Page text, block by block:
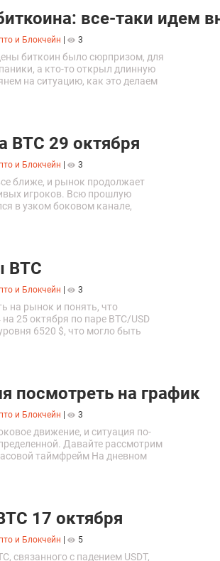
все-таки идем
и Блокчейн 3
биткоин было сюрпризом, для
а кто-то открыл длинную
на ситуацию, как это делаем
BTC 29 октября
и Блокчейн 3
ближе, и рынок продолжает
игроков. Всю прошлую
в узком боковом канале,
BTC
и Блокчейн 3
на рынок и понять, что
25 октября по паре BTC/USD
6520 $, что могло быть
посмотреть на график
и Блокчейн 3
движение, и ситуация по-
Давайте рассмотрим
таймфрейм На дневном
17 октября
и Блокчейн 5
связанного с падением USDT,